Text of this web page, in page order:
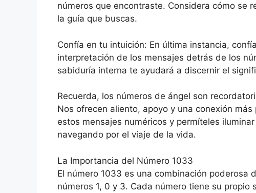
números que encontraste. Considera cómo se
la guía que buscas.
Confía en tu intuición: En última instancia,
interpretación de los mensajes detrás de los
sabiduría interna te ayudará a discernir el
Recuerda, los números de ángel son
Nos ofrecen aliento, apoyo y una conexión
estos mensajes numéricos y permíteles
navegando por el viaje de la vida.
La Importancia del Número 1033
El número 1033 es una combinación poderosa
números 1, 0 y 3. Cada número tiene su